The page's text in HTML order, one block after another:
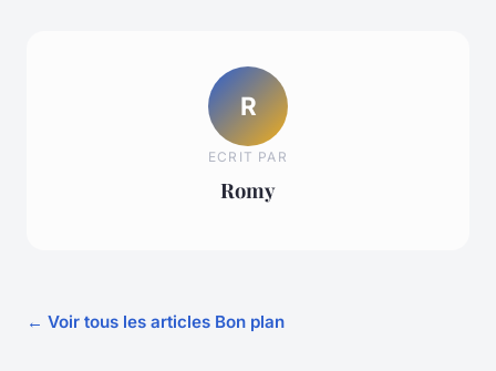
R
ECRIT PAR
Romy
← Voir tous les articles Bon plan